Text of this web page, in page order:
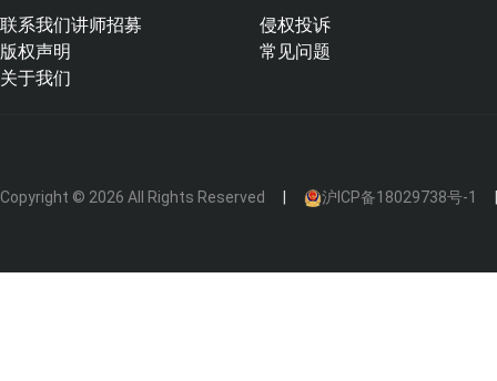
联系我们
版权声明
关于我们
讲师招募
侵权投诉
常见问题
Copyright © 2026 All Rights Reserved 沪ICP备18029738号-1